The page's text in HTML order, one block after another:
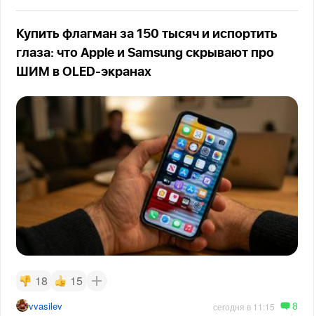
Купить флагман за 150 тысяч и испортить
глаза: что Apple и Samsung скрывают про
ШИМ в OLED-экранах
18 15
vvasilev сегодня в 11:15 8